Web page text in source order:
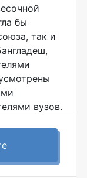
бы
так и
вузов.